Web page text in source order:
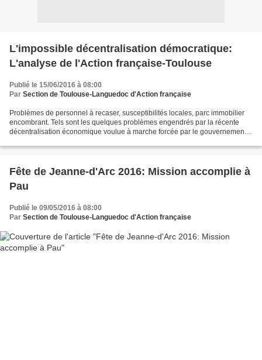
L'impossible décentralisation démocratique:
L'analyse de l'Action française-Toulouse
Publié le 15/06/2016 à 08:00
Par Section de Toulouse-Languedoc d'Action française
Problèmes de personnel à recaser, susceptibilités locales, parc immobilier
encombrant. Tels sont les quelques problèmes engendrés par la récente
décentralisation économique voulue à marche forcée par le gouvernement.
Fête de Jeanne-d'Arc 2016: Mission accomplie à
Pau
Publié le 09/05/2016 à 08:00
Par Section de Toulouse-Languedoc d'Action française